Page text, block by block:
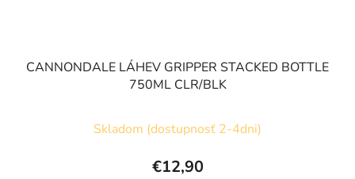
CANNONDALE LÁHEV GRIPPER STACKED BOTTLE
750ML CLR/BLK
Skladom (dostupnosť 2-4dni)
€12,90